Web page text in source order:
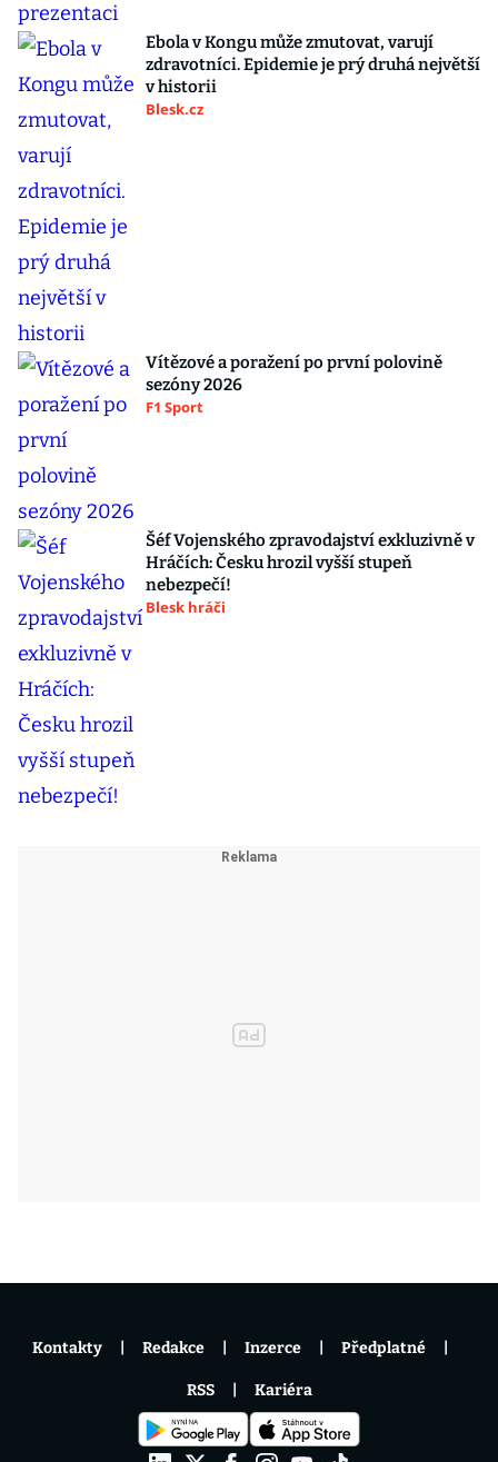
Ebola v Kongu může zmutovat, varují
zdravotníci. Epidemie je prý druhá největší
v historii
Blesk.cz
Vítězové a poražení po první polovině
sezóny 2026
F1 Sport
Šéf Vojenského zpravodajství exkluzivně v
Hráčích: Česku hrozil vyšší stupeň
nebezpečí!
Blesk hráči
Kontakty Redakce Inzerce Předplatné
RSS Kariéra